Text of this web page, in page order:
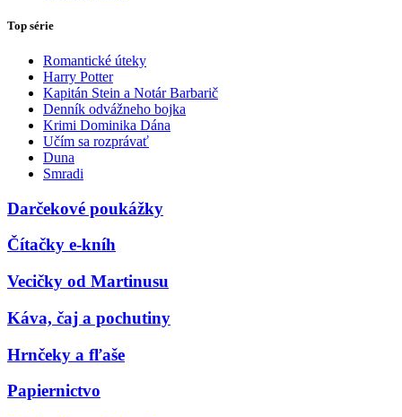
Top série
Romantické úteky
Harry Potter
Kapitán Stein a Notár Barbarič
Denník odvážneho bojka
Krimi Dominika Dána
Učím sa rozprávať
Duna
Smradi
Darčekové poukážky
Čítačky e-kníh
Vecičky od Martinusu
Káva, čaj a pochutiny
Hrnčeky a fľaše
Papiernictvo